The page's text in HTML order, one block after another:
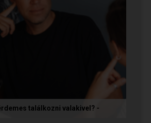
találkozni valakivel? -